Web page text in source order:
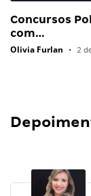
Concursos
com…
Olivia Furlan • 2